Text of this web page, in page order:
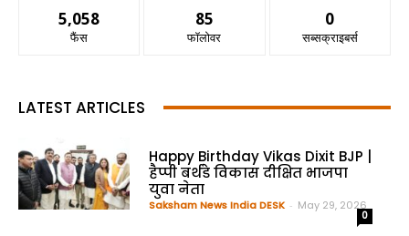
5,058
फैंस
85
फॉलोवर
0
सब्सक्राइबर्स
LATEST ARTICLES
Happy Birthday Vikas Dixit BJP |
हैप्पी बर्थडे विकास दीक्षित भाजपा
युवा नेता
Saksham News India DESK - May 29, 2026
0